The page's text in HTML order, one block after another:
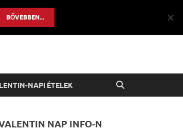
NAPI ÉTELEK
NAP INFO-N
BŐVEBBEN...